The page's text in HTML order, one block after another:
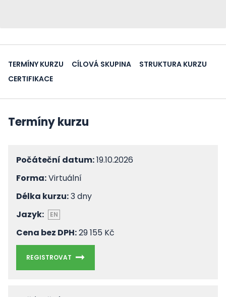
TERMÍNY KURZU CÍLOVÁ SKUPINA
STRUKTURA KURZU
CERTIFIKACE
Termíny kurzu
Počáteční datum:19.10.2026
Forma:Virtuální
Délka kurzu:3 dny
Jazyk:
EN
Cena bez DPH:29 155 Kč
REGISTROVAT